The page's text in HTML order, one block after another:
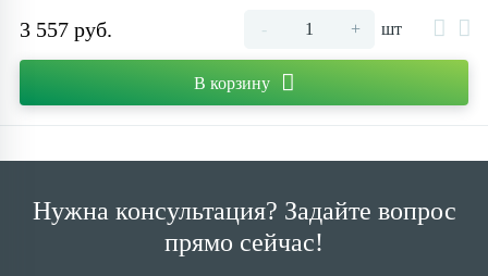
3 557 руб. - + шт
В корзину
Нужна консультация? Задайте вопрос
прямо сейчас!